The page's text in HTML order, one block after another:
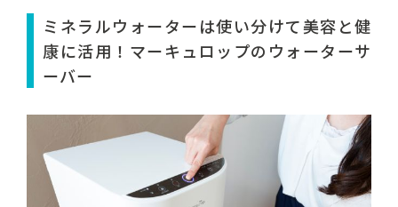
ミネラルウォーターは使い分けて美容と健
康に活用！マーキュロップのウォーターサ
ーバー